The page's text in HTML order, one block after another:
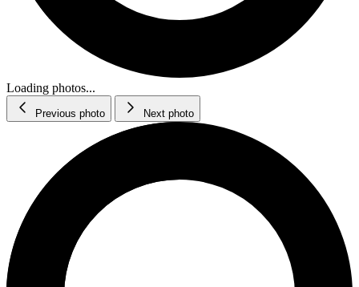
Loading photos...
Previous photo Next photo